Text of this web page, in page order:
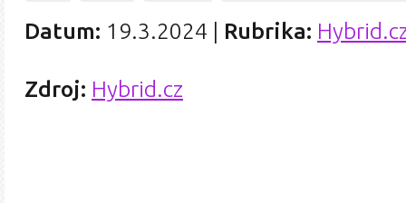
Datum: 19.3.2024 Rubrika:
Zdroj: Hybrid.cz